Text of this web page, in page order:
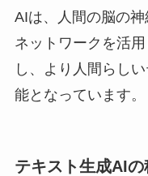
AIは、人間の脳の
ネットワークを活
し、より人間らし
能となっています。
テキスト生成AIの